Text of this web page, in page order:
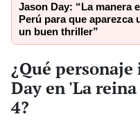
Jason Day: “La manera
Perú para que aparezca
un buen thriller”
¿Qué
Day en 'La
4?